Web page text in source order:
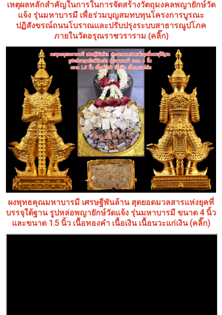
เหตุผลหลักสำคัญในการในการจัดสร้างวัตถุมงคลพญายักษ์วัด
แจ้ง รุ่นมหาบารมี เพื่อร่วมบุญสมทบทุนโครงการบูรณะ
ปฏิสังขรณ์ถนนโบราณและปรับปรุงระบบสาธารณูปโภค
ภายในวัดอรุณราชวราราม (คลิ๊ก)
ผงพุทธคุณมหาบารมี เศรษฐีพันล้าน สุดยอดมวลสารแห่งยุคที่
บรรจุใต้ฐาน รูปหล่อพญายักษ์วัดแจ้ง รุ่นมหาบารมี ขนาด 4 นิ้ว
และขนาด 1.5 นิ้ว เนื้อทองคำ เนื้อเงิน เนื้อนวะแก่เงิน (คลิ๊ก)